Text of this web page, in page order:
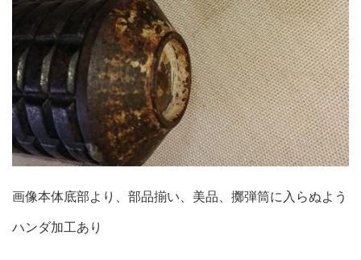
画像本体底部より、部品揃い、美品、擲弾筒に入らぬよう
ハンダ加工あり